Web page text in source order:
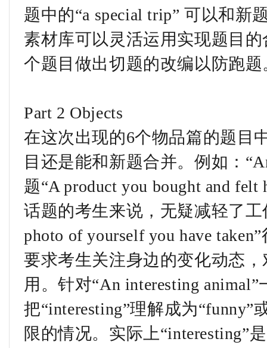
题中的“a special trip” 可以和新
素材库可以灵活运用实现题目
个题目做出切题的改编以防跑题
Part 2 Objects
在这次出现的6个物品篇的题目
目还是能和新题合并。例如：
题“A product you bought and
话题的考生来说，无疑减轻了
photo of yourself you have
要求考生关注身边的变化动态
用。针对“An interesting
把“interesting”理解成为“funny”
限的情况。实际上“interesting”